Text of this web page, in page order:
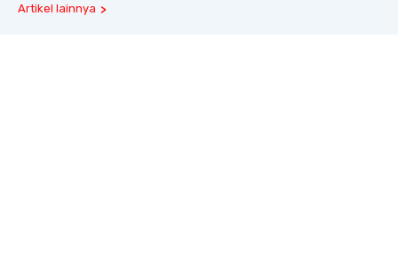
Artikel lainnya